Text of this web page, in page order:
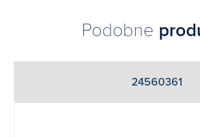
Podobne
24560361